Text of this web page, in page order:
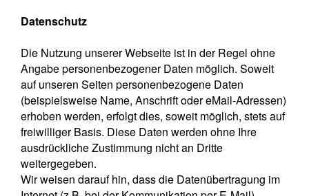
Datenschutz
Die Nutzung unserer Webseite ist in der Regel ohne
Angabe personenbezogener Daten möglich. Soweit
auf unseren Seiten personenbezogene Daten
(beispielsweise Name, Anschrift oder eMail-Adressen)
erhoben werden, erfolgt dies, soweit möglich, stets auf
freiwilliger Basis. Diese Daten werden ohne Ihre
ausdrückliche Zustimmung nicht an Dritte
weitergegeben.
Wir weisen darauf hin, dass die Datenübertragung im